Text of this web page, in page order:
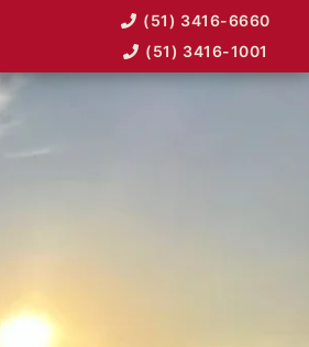
(51) 3416-6660
(51) 3416-1001